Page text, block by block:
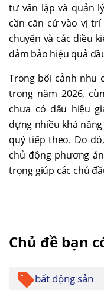
tư vấn lập và quản
cần căn cứ vào vị
chuyển và các điều
đảm bảo hiệu quả
Trong bối cảnh nhu
trong năm 2026,
chưa có dấu hiệu
dựng nhiều khả
quý tiếp theo. Do
chủ động phương
trọng giúp các chủ
Chủ đề bạn
bất động sản